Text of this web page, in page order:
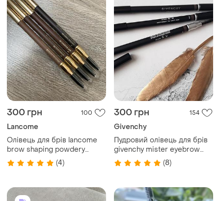
300 грн 100
Lancome
Олівець для брів lancome
brow shaping powdery
pencilновий без коробки у
відтінках
(4)
300 грн 154
Givenchy
Пудровий олівець для брів
givenchy mister eyebrow
pencil powdery(8)